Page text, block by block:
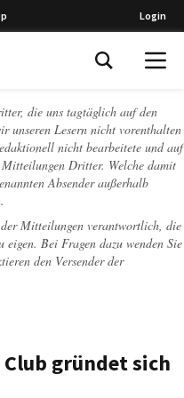
Login
die uns tagtäglich auf den
unseren Lesern nicht vorenthalten
nicht bearbeitete und auf
Dritter. Welche damit
Absender außerhalb
Mitteilungen verantwortlich, die
Bei Fragen dazu wenden Sie
den Versender der
gründet sich